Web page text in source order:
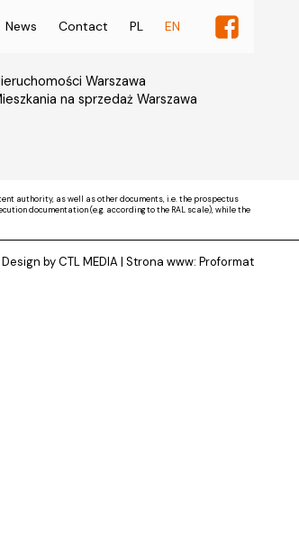
News Contact PL EN
Warszawa
na sprzedaż Warszawa
authority, as well as other documents, i.e. the prospectus
documentation (e.g. according to the RAL scale), while the
Design by CTL MEDIA | Strona www: Proformat